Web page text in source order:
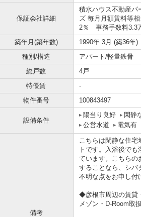
保証会社詳細
積水ハウス不動産パ
ズ 毎月月額賃料等
2％ 事務手数料3.3
築年月(築年数) 1990年 3月 (築36年)
種別/構造
アパート/軽量鉄骨
総戸数
4戸
特優賃
-
物件番号
100843497
設備条件
陽当り良好 閑静
公営水道
電気有
備考
こちらは閑静な住宅
トです。入浴後で
ています。こちらの
することなら、シバ
不明な点をお申し付
◆彦根市周辺の賃貸
メゾン・D-Room取